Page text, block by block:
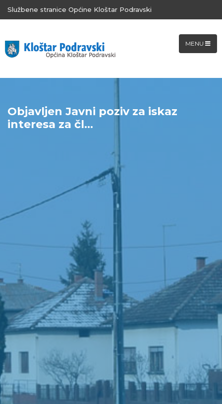
Službene stranice Općine Kloštar Podravski
MENU
Objavljen Javni poziv za iskaz
interesa za čl...